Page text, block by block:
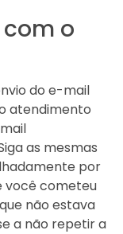
o
do e-mail
atendimento
as mesmas
por
você cometeu
não estava
a não repetir a